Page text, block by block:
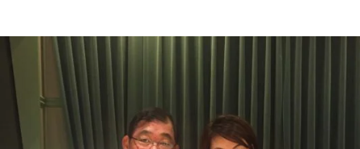
お知らせ
イベント・グッズ
YouTube
会社情報